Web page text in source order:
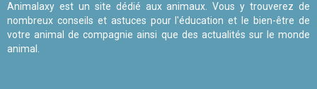
Animalaxy est un site dédié aux animaux. Vous y trouverez de
nombreux conseils et astuces pour l'éducation et le bien-être de
votre animal de compagnie ainsi que des actualités sur le monde
animal.